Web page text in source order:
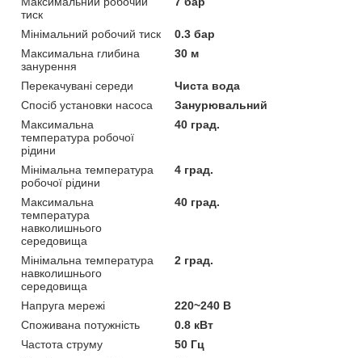
тиск
Мінімальний робочий тиск
0.3 бар
Максимальна глибина
занурення
30 м
Перекачувані середи
Чиста вода
Спосіб установки насоса
Занурювальний
Максимальна
температура робочої
рідини
40 град.
Мінімальна температура
робочої рідини
4 град.
Максимальна
температура
навколишнього
середовища
40 град.
Мінімальна температура
навколишнього
середовища
2 град.
Напруга мережі
220~240 В
Споживана потужність
0.8 кВт
Частота струму
50 Гц